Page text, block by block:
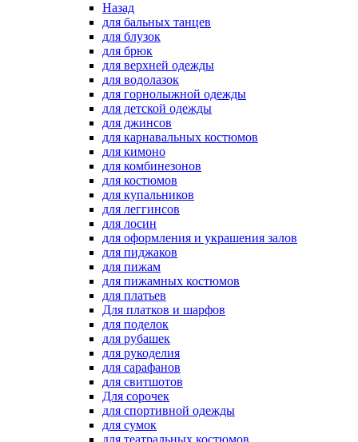
Назад
для бальных танцев
для блузок
для брюк
для верхней одежды
для водолазок
для горнолыжной одежды
для детской одежды
для джинсов
для карнавальных костюмов
для кимоно
для комбинезонов
для костюмов
для купальников
для леггинсов
для лосин
для оформления и украшения залов
для пиджаков
для пижам
для пижамных костюмов
для платьев
Для платков и шарфов
для поделок
для рубашек
для рукоделия
для сарафанов
для свитшотов
Для сорочек
для спортивной одежды
для сумок
для театральных костюмов